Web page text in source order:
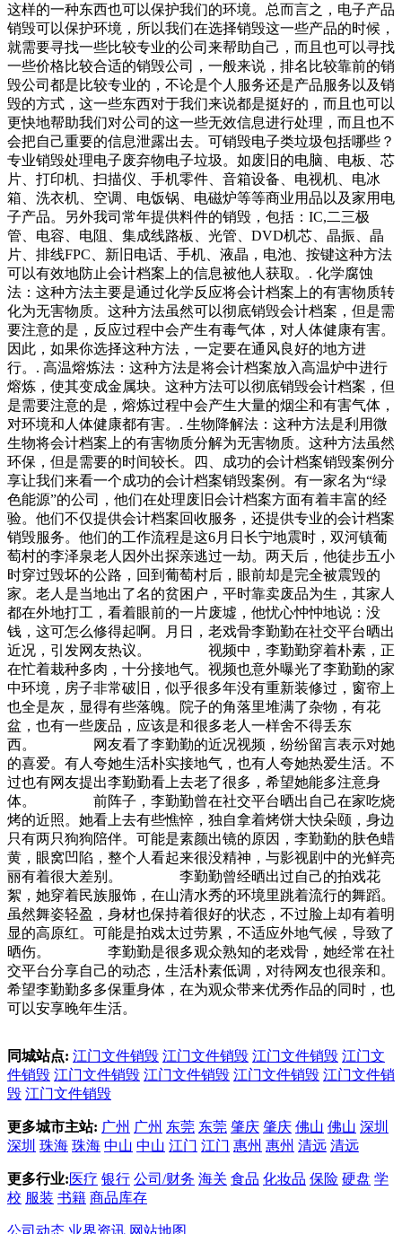
这样的一种东西也可以保护我们的环境。总而言之，电子产品
销毁可以保护环境，所以我们在选择销毁这一些产品的时候，
就需要寻找一些比较专业的公司来帮助自己，而且也可以寻找
一些价格比较合适的销毁公司，一般来说，排名比较靠前的销
毁公司都是比较专业的，不论是个人服务还是产品服务以及销
毁的方式，这一些东西对于我们来说都是挺好的，而且也可以
更快地帮助我们对公司的这一些无效信息进行处理，而且也不
会把自己重要的信息泄露出去。可销毁电子类垃圾包括哪些？
专业销毁处理电子废弃物电子垃圾。如废旧的电脑、电板、芯
片、打印机、扫描仪、手机零件、音箱设备、电视机、电冰
箱、洗衣机、空调、电饭锅、电磁炉等等商业用品以及家用电
子产品。另外我司常年提供料件的销毁，包括：IC,二三极
管、电容、电阻、集成线路板、光管、DVD机芯、晶振、晶
片、排线FPC、新旧电话、手机、液晶，电池、按键这种方法
可以有效地防止会计档案上的信息被他人获取。. 化学腐蚀
法：这种方法主要是通过化学反应将会计档案上的有害物质转
化为无害物质。这种方法虽然可以彻底销毁会计档案，但是需
要注意的是，反应过程中会产生有毒气体，对人体健康有害。
因此，如果你选择这种方法，一定要在通风良好的地方进
行。. 高温熔炼法：这种方法是将会计档案放入高温炉中进行
熔炼，使其变成金属块。这种方法可以彻底销毁会计档案，但
是需要注意的是，熔炼过程中会产生大量的烟尘和有害气体，
对环境和人体健康都有害。. 生物降解法：这种方法是利用微
生物将会计档案上的有害物质分解为无害物质。这种方法虽然
环保，但是需要的时间较长。四、成功的会计档案销毁案例分
享让我们来看一个成功的会计档案销毁案例。有一家名为“绿
色能源”的公司，他们在处理废旧会计档案方面有着丰富的经
验。他们不仅提供会计档案回收服务，还提供专业的会计档案
销毁服务。他们的工作流程是这6月日长宁地震时，双河镇葡
萄村的李泽泉老人因外出探亲逃过一劫。两天后，他徒步五小
时穿过毁坏的公路，回到葡萄村后，眼前却是完全被震毁的
家。老人是当地出了名的贫困户，平时靠卖废品为生，其家人
都在外地打工，看着眼前的一片废墟，他忧心忡忡地说：没
钱，这可怎么修得起啊。月日，老戏骨李勤勤在社交平台晒出
近况，引发网友热议。 视频中，李勤勤穿着朴素，正
在忙着栽种多肉，十分接地气。视频也意外曝光了李勤勤的家
中环境，房子非常破旧，似乎很多年没有重新装修过，窗帘上
也全是灰，显得有些落魄。院子的角落里堆满了杂物，有花
盆，也有一些废品，应该是和很多老人一样舍不得丢东
西。 网友看了李勤勤的近况视频，纷纷留言表示对她
的喜爱。有人夸她生活朴实接地气，也有人夸她热爱生活。不
过也有网友提出李勤勤看上去老了很多，希望她能多注意身
体。 前阵子，李勤勤曾在社交平台晒出自己在家吃烧
烤的近照。她看上去有些憔悴，独自拿着烤饼大快朵颐，身边
只有两只狗狗陪伴。可能是素颜出镜的原因，李勤勤的肤色蜡
黄，眼窝凹陷，整个人看起来很没精神，与影视剧中的光鲜亮
丽有着很大差别。 李勤勤曾经晒出过自己的拍戏花
絮，她穿着民族服饰，在山清水秀的环境里跳着流行的舞蹈。
虽然舞姿轻盈，身材也保持着很好的状态，不过脸上却有着明
显的高原红。可能是拍戏太过劳累，不适应外地气候，导致了
晒伤。 李勤勤是很多观众熟知的老戏骨，她经常在社
交平台分享自己的动态，生活朴素低调，对待网友也很亲和。
希望李勤勤多多保重身体，在为观众带来优秀作品的同时，也
可以安享晚年生活。
同城站点: 江门文件销毁 江门文件销毁 江门文件销毁 江门文
件销毁 江门文件销毁 江门文件销毁 江门文件销毁 江门文件销
毁 江门文件销毁
更多城市主站: 广州 广州 东莞 东莞 肇庆 肇庆 佛山 佛山 深圳
深圳 珠海 珠海 中山 中山 江门 江门 惠州 惠州 清远 清远
更多行业: 医疗 银行 公司/财务 海关 食品 化妆品 保险 硬盘 学
校 服装 书籍 商品库存